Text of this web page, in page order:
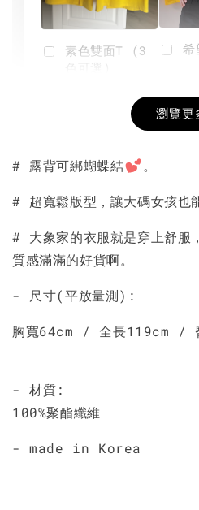
素色雙面T (3
+
希
NT$
瀏覽更
# 露背可綁蝴蝶結 。
# 超寬鬆版型，讓大碼女孩也
# 大象家的衣服就是穿上舒服
質感滿滿的好貨啊。
- 尺寸(平放量測):
胸寬64cm / 全長119cm /
- 材質:
100%聚酯纖維
- made in Korea